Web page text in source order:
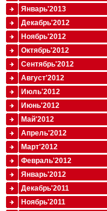
Январь'2013
Декабрь'2012
Ноябрь'2012
Октябрь'2012
Сентябрь'2012
Август'2012
Июль'2012
Июнь'2012
Май'2012
Апрель'2012
Март'2012
Февраль'2012
Январь'2012
Декабрь'2011
Ноябрь'2011